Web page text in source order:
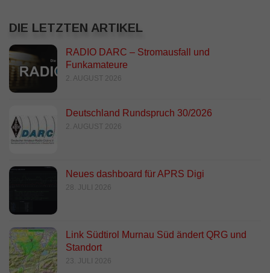
DIE LETZTEN ARTIKEL
RADIO DARC – Stromausfall und
Funkamateure
2. AUGUST 2026
Deutschland Rundspruch 30/2026
2. AUGUST 2026
Neues dashboard für APRS Digi
28. JULI 2026
Link Südtirol Murnau Süd ändert QRG und
Standort
23. JULI 2026